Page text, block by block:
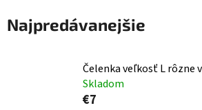
Najpredávanejšie
Čelenka veľkosť L rôzne
Skladom
€7